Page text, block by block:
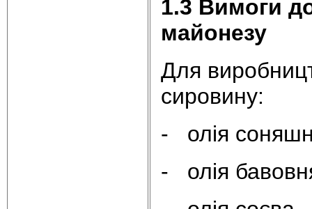
1.3 Вимоги
майонезу
Для
сировину:
- олія
- олія